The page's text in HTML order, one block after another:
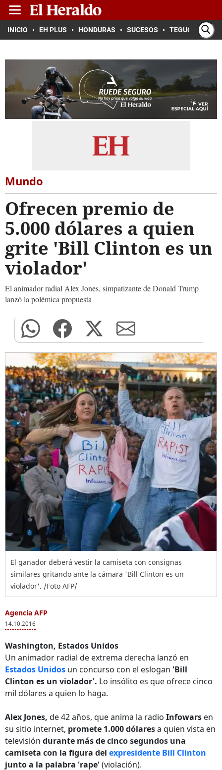
INICIO EH PLUS HONDURAS SUCESOS TEGUCIGALPA
Mundo
Ofrecen premio de
5.000 dólares a quien
grite 'Bill Clinton es un
violador'
El animador radial Alex Jones, simpatizante de Donald Trump
lanzó la polémica propuesta
El ganador deberá vestir la camiseta con consignas
similares gritando ante la cámara 'Bill Clinton es un
violador'. /Foto AFP/
Agencia AFP
14.10.2016
Washington, Estados Unidos
Un animador radial de extrema derecha lanzó en
Estados Unidos un concurso con el eslogan 'Bill
Clinton es un violador'. Lo insólito es que ofrece cinco
mil dólares a quien lo haga.
Alex Jones, de 42 años, que anima la radio Infowars en
su sitio internet, promete 1.000 dólaresa quien vista en
televisión durante más de cinco segundos una
camiseta con la figura del expresidente Bill Clinton
junto a la palabra 'rape'(violación).